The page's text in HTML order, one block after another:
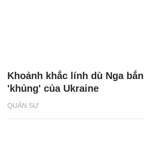
QUÂN SỰ
Khoảnh khắc lính dù Nga
'khủng' của Ukraine